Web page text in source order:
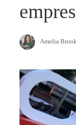
Amelia